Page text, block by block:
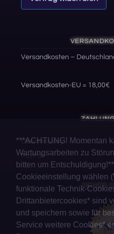
Versandkosten –
Versandkosten-EU = 18,00€
Überweisung
PayPal
SICHER
***ACHTUNG! Momentan
Wartungsarbeiten zu
bitten um
Cookieeinstellung wählen
funktionale Technik-
Drittanbietercookies* sind
und speichern sowie für
Service weitere Cookies*